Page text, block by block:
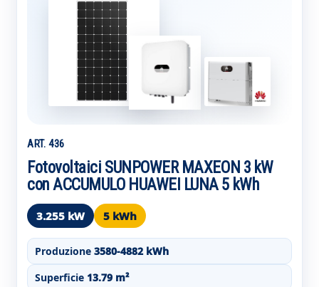
ART. 436
Fotovoltaici SUNPOWER MAXEON 3 kW
con ACCUMULO HUAWEI LUNA 5 kWh
3.255 kW 5 kWh
Produzione 3580-4882 kWh
Superficie 13.79 m²